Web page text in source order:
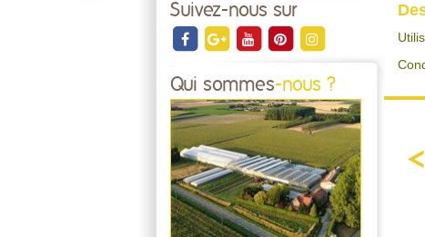
Suivez-nous sur
Qui sommes-nous ?